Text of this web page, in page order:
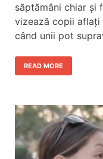
săptămâni chiar și
vizează copii
când unii pot
READ MORE